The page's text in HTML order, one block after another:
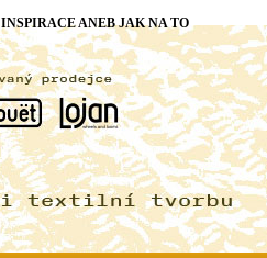
INSPIRACE ANEB JAK NA TO